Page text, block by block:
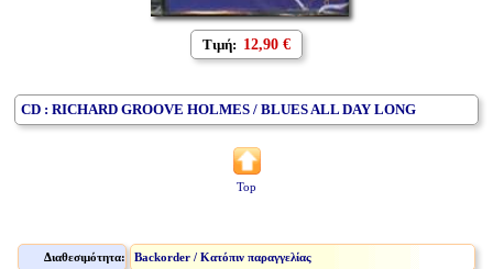
Τιμή: 12,90 €
CD : RICHARD GROOVE HOLMES / BLUES ALL DAY LONG
Top
Διαθεσιμότητα: Backorder / Κατόπιν παραγγελίας